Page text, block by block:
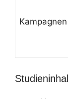
Kampagnen